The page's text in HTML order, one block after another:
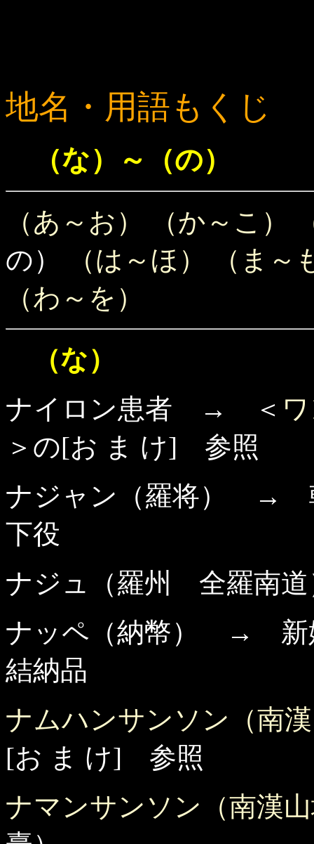
地名・用語もくじ
（な）～（の）
（あ～お） （か～こ）
の）
（は～ほ）
（ま～
（わ～を）
（な）
ナイロン患者 → ＜
＞の[お ま け] 参照
ナジャン（羅将） →
下役
ナジュ（羅州 全羅南道
ナッペ（納幣） → 新
結納品
ナムハンサンソン（南
[お ま け] 参照
ナマンサンソン（南漢